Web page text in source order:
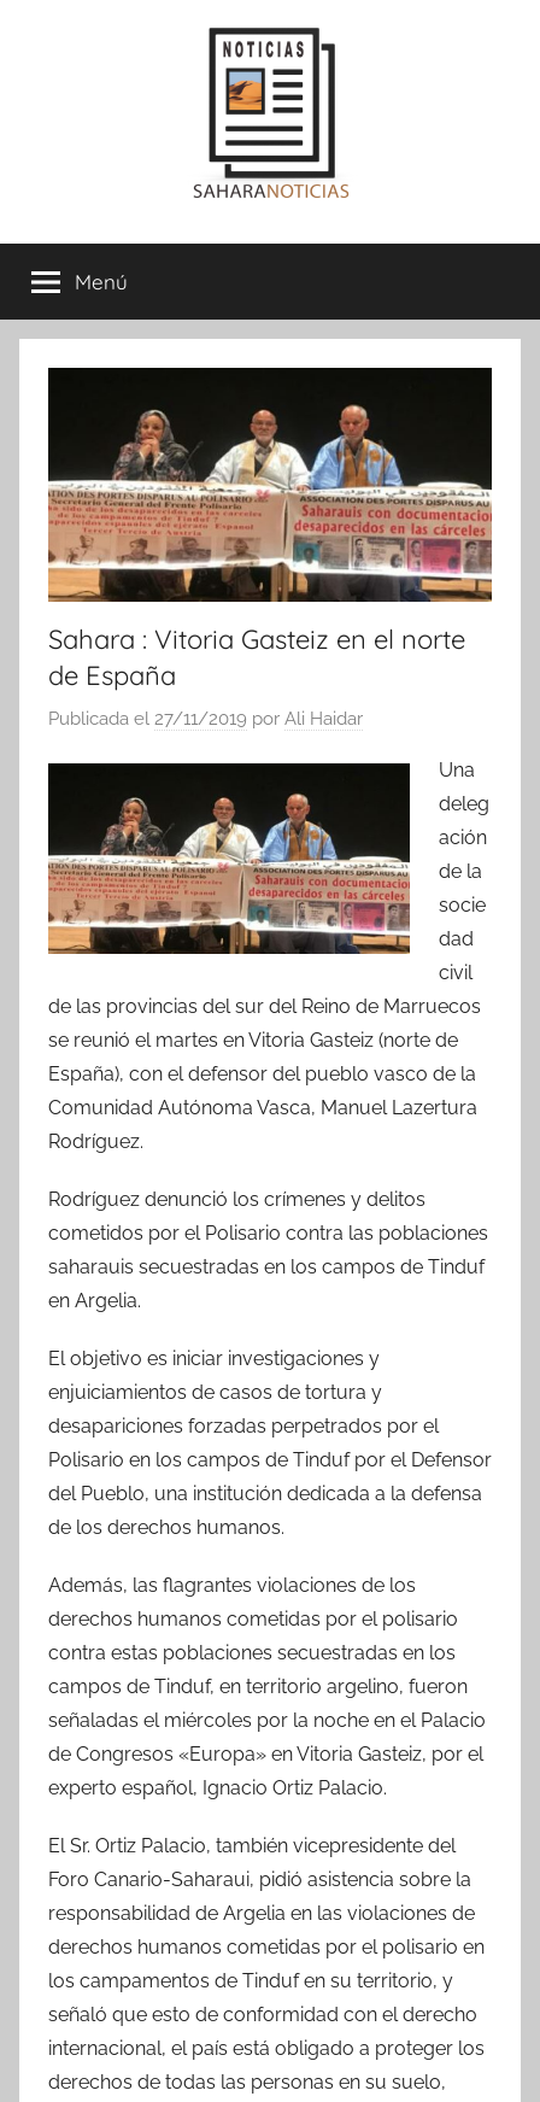
Sahara
Noticias
Menú
Sahara : Vitoria Gasteiz en el norte
de España
Publicada el 27/11/2019 por Ali Haidar
Una
deleg
ación
de la
socie
dad
civil
de las provincias del sur del Reino de Marruecos
se reunió el martes en Vitoria Gasteiz (norte de
España), con el defensor del pueblo vasco de la
Comunidad Autónoma Vasca, Manuel Lazertura
Rodríguez.
Rodríguez denunció los crímenes y delitos
cometidos por el Polisario contra las poblaciones
saharauis secuestradas en los campos de Tinduf
en Argelia.
El objetivo es iniciar investigaciones y
enjuiciamientos de casos de tortura y
desapariciones forzadas perpetrados por el
Polisario en los campos de Tinduf por el Defensor
del Pueblo, una institución dedicada a la defensa
de los derechos humanos.
Además, las flagrantes violaciones de los
derechos humanos cometidas por el polisario
contra estas poblaciones secuestradas en los
campos de Tinduf, en territorio argelino, fueron
señaladas el miércoles por la noche en el Palacio
de Congresos «Europa» en Vitoria Gasteiz, por el
experto español, Ignacio Ortiz Palacio.
El Sr. Ortiz Palacio, también vicepresidente del
Foro Canario-Saharaui, pidió asistencia sobre la
responsabilidad de Argelia en las violaciones de
derechos humanos cometidas por el polisario en
los campamentos de Tinduf en su territorio, y
señaló que esto de conformidad con el derecho
internacional, el país está obligado a proteger los
derechos de todas las personas en su suelo,